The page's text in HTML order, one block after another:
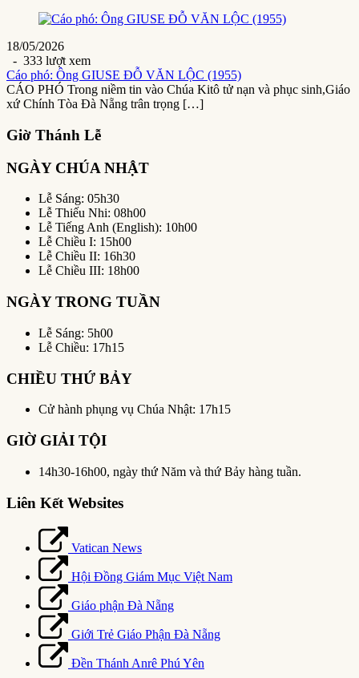
18/05/2026
- 333 lượt xem
Cáo phó: Ông GIUSE ĐỖ VĂN LỘC (1955)
CÁO PHÓ Trong niềm tin vào Chúa Kitô tử nạn và phục sinh,Giáo
xứ Chính Tòa Đà Nẵng trân trọng […]
Giờ Thánh Lễ
NGÀY CHÚA NHẬT
Lễ Sáng: 05h30
Lễ Thiếu Nhi: 08h00
Lễ Tiếng Anh (English): 10h00
Lễ Chiều I: 15h00
Lễ Chiều II: 16h30
Lễ Chiều III: 18h00
NGÀY TRONG TUẦN
Lễ Sáng: 5h00
Lễ Chiều: 17h15
CHIỀU THỨ BẢY
Cử hành phụng vụ Chúa Nhật: 17h15
GIỜ GIẢI TỘI
14h30-16h00, ngày thứ Năm và thứ Bảy hàng tuần.
Liên Kết Websites
Vatican News
Hội Đồng Giám Mục Việt Nam
Giáo phận Đà Nẵng
Giới Trẻ Giáo Phận Đà Nẵng
Đền Thánh Anrê Phú Yên